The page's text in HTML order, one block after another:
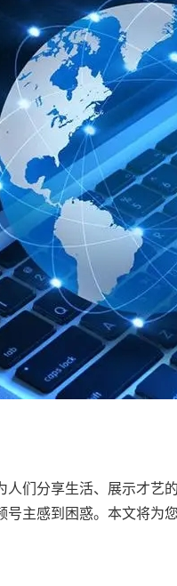
人们分享生活、展示才艺
主感到困惑。本文将为